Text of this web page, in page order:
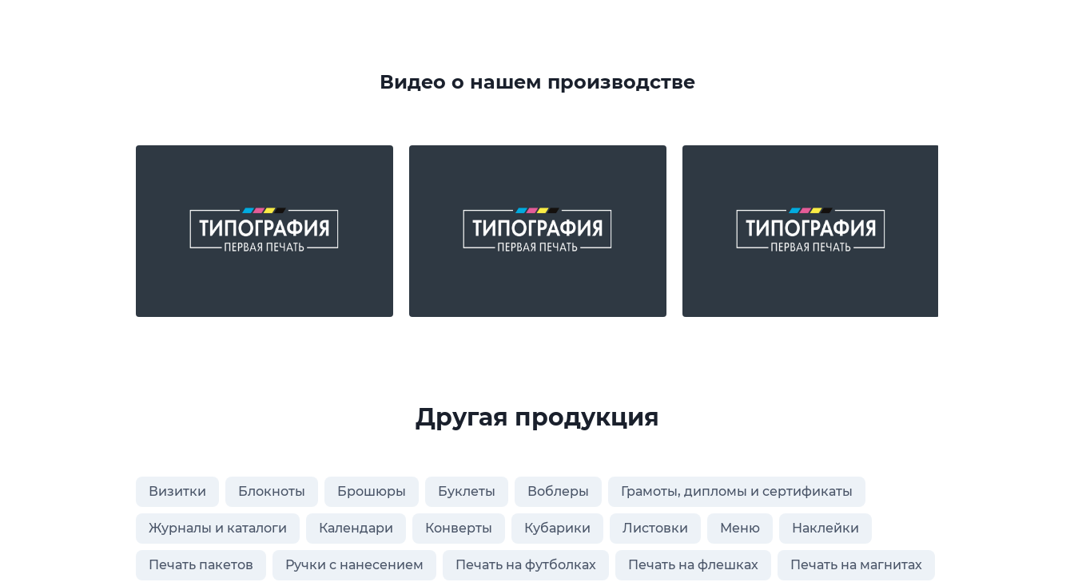
Видео о нашем производстве
Другая продукция
Визитки Блокноты Брошюры Буклеты Воблеры Грамоты, дипломы и сертификаты
Журналы и каталоги Календари Конверты Кубарики Листовки Меню Наклейки
Печать пакетов Ручки с нанесением Печать на футболках Печать на флешках Печать на магнитах